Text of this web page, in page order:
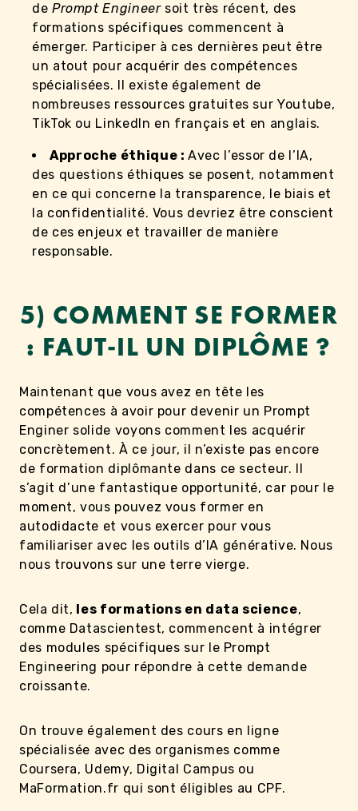
de Prompt Engineersoit très récent, des
formations spécifiques commencent à
émerger. Participer à ces dernières peut être
un atout pour acquérir des compétences
spécialisées. Il existe également de
nombreuses ressources gratuites sur Youtube,
TikTok ou LinkedIn en français et en anglais.
Approche éthique :Avec l’essor de l’IA,
des questions éthiques se posent, notamment
en ce qui concerne la transparence, le biais et
la confidentialité. Vous devriez être conscient
de ces enjeux et travailler de manière
responsable.
5) COMMENT SE FORMER
: FAUT-IL UN DIPLÔME ?
Maintenant que vous avez en tête les
compétences à avoir pour devenir un Prompt
Enginer solide voyons comment les acquérir
concrètement. À ce jour, il n’existe pas encore
de formation diplômante dans ce secteur. Il
s’agit d’une fantastique opportunité, car pour le
moment, vous pouvez vous former en
autodidacte et vous exercer pour vous
familiariser avec les outils d’IA générative. Nous
nous trouvons sur une terre vierge.
Cela dit, les formations en data science,
comme Datascientest, commencent à intégrer
des modules spécifiques sur le Prompt
Engineering pour répondre à cette demande
croissante.
On trouve également des cours en ligne
spécialisée avec des organismes comme
Coursera, Udemy, Digital Campus ou
MaFormation.fr qui sont éligibles au CPF.